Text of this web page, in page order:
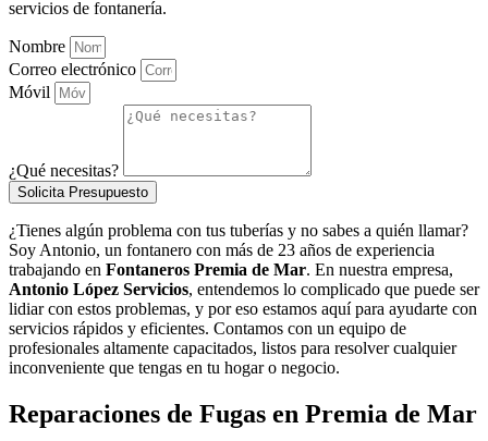
servicios de fontanería.
Nombre
Correo electrónico
Móvil
¿Qué necesitas?
Solicita Presupuesto
¿Tienes algún problema con tus tuberías y no sabes a quién llamar?
Soy Antonio, un fontanero con más de 23 años de experiencia
trabajando en Fontaneros Premia de Mar. En nuestra empresa,
Antonio López Servicios, entendemos lo complicado que puede ser
lidiar con estos problemas, y por eso estamos aquí para ayudarte con
servicios rápidos y eficientes. Contamos con un equipo de
profesionales altamente capacitados, listos para resolver cualquier
inconveniente que tengas en tu hogar o negocio.
Reparaciones de Fugas en Premia de Mar